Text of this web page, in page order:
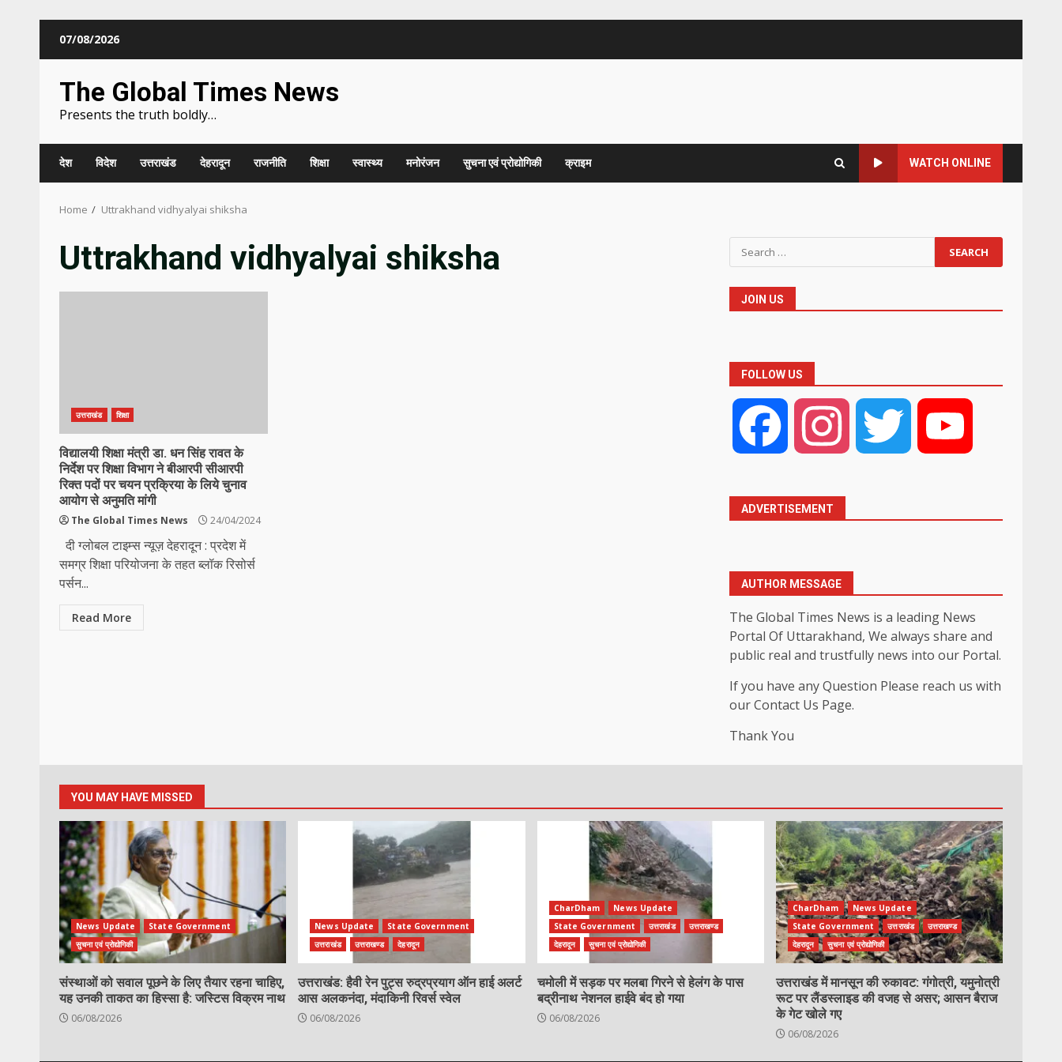
07/08/2026
The Global Times News
Presents the truth boldly…
देश विदेश उत्तराखंड देहरादून राजनीति शिक्षा स्वास्थ्य मनोरंजन सुचना एवं प्रोद्योगिकी क्राइम WATCH ONLINE
Home Uttrakhand vidhyalyai shiksha
Uttrakhand vidhyalyai shiksha
उत्तराखंड शिक्षा
विद्यालयी शिक्षा मंत्री डा. धन सिंह रावत के
निर्देश पर शिक्षा विभाग ने बीआरपी सीआरपी
रिक्त पदों पर चयन प्रक्रिया के लिये चुनाव
आयोग से अनुमति मांगी
The Global Times News 24/04/2024
दी ग्लोबल टाइम्स न्यूज़ देहरादून : प्रदेश में
समग्र शिक्षा परियोजना के तहत ब्लॉक रिसोर्स
पर्सन...
Read More
Search
for:
JOIN US
FOLLOW US
Facebook Instagram Twitter
ADVERTISEMENT
AUTHOR MESSAGE
The Global Times News is a leading News
Portal Of Uttarakhand, We always share and
public real and trustfully news into our Portal.
If you have any Question Please reach us with
our Contact Us Page.
Thank You
YOU MAY HAVE MISSED
News Update
State Government
सुचना एवं प्रोद्योगिकी
संस्थाओं को सवाल पूछने के लिए तैयार रहना चाहिए,
यह उनकी ताकत का हिस्सा है: जस्टिस विक्रम नाथ
06/08/2026
News Update
State Government
उत्तराखंड
उत्तराखण्ड देहरादून
उत्तराखंड: हैवी रेन पुट्स रुद्रप्रयाग ऑन हाई अलर्ट
आस अलकनंदा, मंदाकिनी रिवर्स स्वेल
06/08/2026
CharDham
News Update
State Government
उत्तराखंड
उत्तराखण्ड
देहरादून
सुचना एवं प्रोद्योगिकी
चमोली में सड़क पर मलबा गिरने से हेलंग के पास
बद्रीनाथ नेशनल हाईवे बंद हो गया
06/08/2026
CharDham
News Update
State Government
उत्तराखंड
उत्तराखण्ड
देहरादून
सुचना एवं प्रोद्योगिकी
उत्तराखंड में मानसून की रुकावट: गंगोत्री, यमुनोत्री
रूट पर लैंडस्लाइड की वजह से असर; आसन बैराज
के गेट खोले गए
06/08/2026